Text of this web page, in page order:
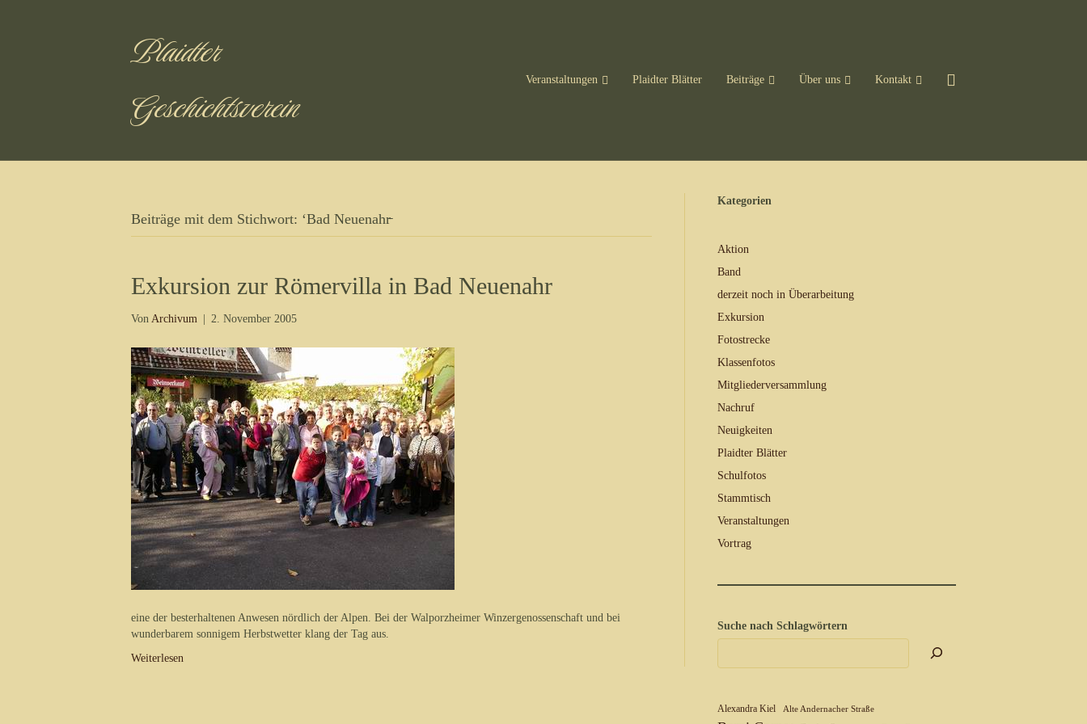
Plaidter
Geschichtsverein
Veranstaltungen Plaidter Blätter Beiträge Über uns Kontakt
Beiträge mit dem Stichwort: ‘Bad Neuenahr̵
Exkursion zur Römervilla in Bad Neuenahr
Von Archivum 2. November 2005
eine der besterhaltenen Anwesen nördlich der Alpen. Bei der Walporzheimer Winzergenossenschaft und bei
wunderbarem sonnigem Herbstwetter klang der Tag aus.
Weiterlesen
Kategorien
Aktion
Band
derzeit noch in Überarbeitung
Exkursion
Fotostrecke
Klassenfotos
Mitgliederversammlung
Nachruf
Neuigkeiten
Plaidter Blätter
Schulfotos
Stammtisch
Veranstaltungen
Vortrag
Suche nach Schlagwörtern
Alexandra Kiel Alte Andernacher Straße